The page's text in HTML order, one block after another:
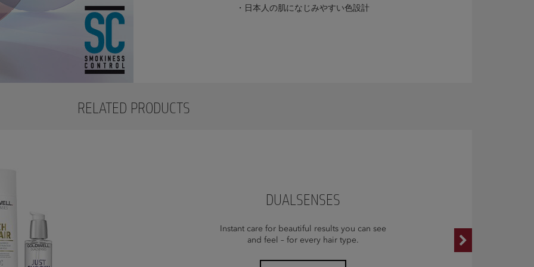
・日本人の肌になじみやすい色設計
RELATED PRODUCTS
DUALSENSES
Instant care for beautiful results you can see
and feel – for every hair type.